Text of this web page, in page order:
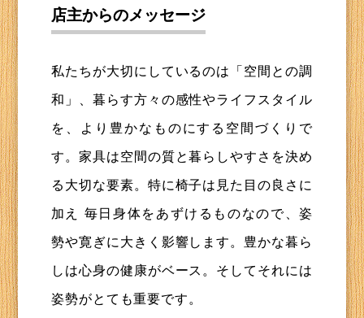
店主からのメッセージ
私たちが大切にしているのは「空間との調
和」、暮らす方々の感性やライフスタイル
を、より豊かなものにする空間づくりで
す。家具は空間の質と暮らしやすさを決め
る大切な要素。特に椅子は見た目の良さに
加え 毎日身体をあずけるものなので、姿
勢や寛ぎに大きく影響します。豊かな暮ら
しは心身の健康がベース。そしてそれには
姿勢がとても重要です。